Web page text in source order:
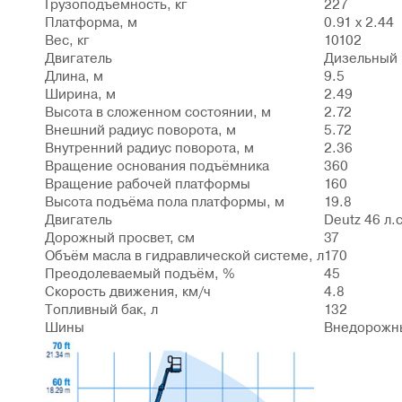
Грузоподъёмность, кг
227
Платформа, м
0.91 x 2.44
Вес, кг
10102
Двигатель
Дизельный
Длина, м
9.5
Ширина, м
2.49
Высота в сложенном состоянии, м
2.72
Внешний радиус поворота, м
5.72
Внутренний радиус поворота, м
2.36
Вращение основания подъёмника
360
Вращение рабочей платформы
160
Высота подъёма пола платформы, м
19.8
Двигатель
Deutz 46
Дорожный просвет, см
37
Объём масла в гидравлической системе, л170
Преодолеваемый подъём, %
45
Скорость движения, км/ч
4.8
Топливный бак, л
132
Шины